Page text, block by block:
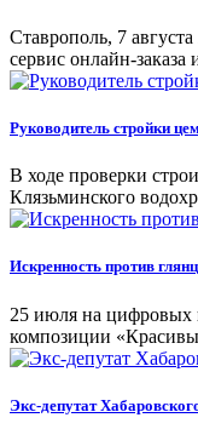
Ставрополь, 7
сервис онлайн-
Руководитель стройки
В ходе проверки
Клязьминского
Искренность против
25 июля на цифровых
композиции
Экс-депутат